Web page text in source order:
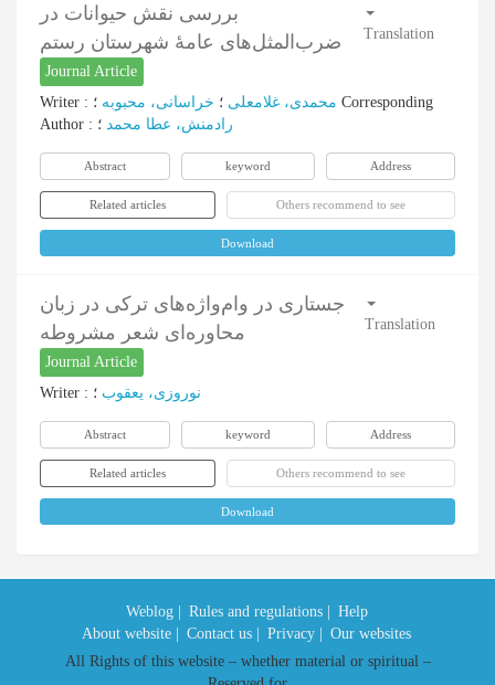
بررسی نقش حیوانات در
ضرب‌المثل‌های عامۀ شهرستان رستم
Journal Article
Translation
Writer : محمدی، غلامعلی ؛ خراسانی، محبوبه
Corresponding
Author : رادمنش، عطا محمد ؛
Abstract keyword Address
Related articles Others recommend to see
Download
جستاری در وام‌واژه‌های ترکی در زبان
محاوره‌ای شعر مشروطه
Journal Article
Translation
Writer : نوروزی، یعقوب ؛
Abstract keyword Address
Related articles Others recommend to see
Download
Weblog | Rules and regulations |
Help
About website |
Contact us | Privacy |
Our websites
All Rights of this website – whether material or spiritual –